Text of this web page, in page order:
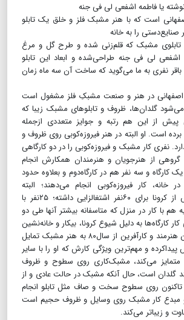
یا فاطمه اشفعی لی فی جنه
است که با هنر مشبک فلز و خلق یک تابلو
را به خانه
مشبک که قلم‌زنی شده و طرح گل و مرغ
اشفعی لی فی جنه طراحی‌شده و ابعاد این تابلو
و باقر نفری به ما می‌گوید که ساخت آن سه ماه زمان
۳۸ساله اصفهانی در هنر و صنعت مشبکِ فلز مشغول است
گلدان‌ها، ظروف و تابلوهای مشبک زیبا که
از این هم رتبه و جوایز متعددی ازجمله
است. او البته در هنر فیروزه‌کوبی روی ظروف و
نفری کار مشبک و فیروزه‌کوبی را در دو کارگاهی
گروهی از هنرجویان و هنرمندان همکارش انجام
و سه نفر هم در کارگاه‌دوم و بعلاوه حدود
در خانه، کار فیروزه‌کوبی انجام می‌دهند؛ البته
کارگاه‌های او تا پیش از کرونا برای ۶۰نفر اشتغالزایی داشته؛ ۲۵نفر با
هم با کار در منزل‌ که متاسفانه بیشتر آنها طی دو
کارگاه‌ها به دلیل شیوع کرونا، بیکار و خانه‌نشین
شده‌اند. این هموطن هنرمند و کارآفرین‌ از سال‌۸۰ به هنر مشبک تمایل
و مهم‌ترین ویژگی کارش که او را با سایر
متمایز می‌کند، مشبک‌کاری روی سطوح و ظروف
گلدان است، حال آنکه مشبک در حالت عادی و از
تاکنون‌ روی سطوح سخت و صاف مثل تابلو انجام
مبدع کار مشبک روی وسایل و ظروف حجیم است
و زیباتر می‌کند.